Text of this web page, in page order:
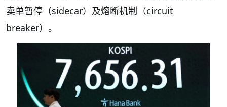
卖单暂停（sidecar）及熔断机制（circuit
breaker）。